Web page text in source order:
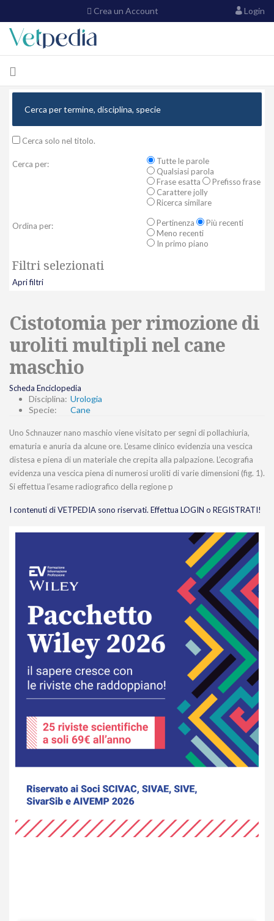
Crea un Account Login
Cerca solo nel titolo.
Cerca per:
Tutte le parole
Qualsiasi parola
Frase esatta
Prefisso frase
Carattere jolly
Ricerca similare
Ordina per: Pertinenza
Più recenti
Meno recenti
In primo piano
Filtri selezionati
Apri filtri
Cistotomia per rimozione di
uroliti multipli nel cane
maschio
Scheda Enciclopedia
Disciplina: Urologia
Specie:
Cane
Uno Schnauzer nano maschio viene visitato per segni di pollachiuria,
ematuria e anuria da alcune ore. L’esame clinico evidenzia una vescica
distesa e piena di un materiale che crepita alla palpazione. L’ecografia
evidenza una vescica piena di numerosi uroliti di varie dimensioni (fig. 1).
Si effettua l’esame radiografico della regione p
I contenuti di VETPEDIA sono riservati. Effettua LOGIN o REGISTRATI!